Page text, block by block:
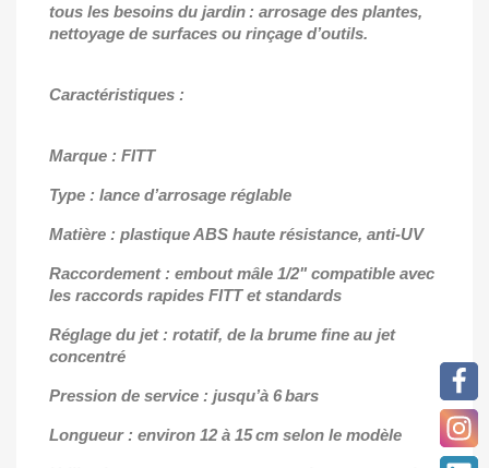
tous les besoins du jardin : arrosage des plantes,
nettoyage de surfaces ou rinçage d’outils.
Caractéristiques :
Marque : FITT
Type : lance d’arrosage réglable
Matière : plastique ABS haute résistance, anti-UV
Raccordement : embout mâle 1/2" compatible avec
les raccords rapides FITT et standards
Réglage du jet : rotatif, de la brume fine au jet
concentré
Pression de service : jusqu’à 6 bars
Longueur : environ 12 à 15 cm selon le modèle